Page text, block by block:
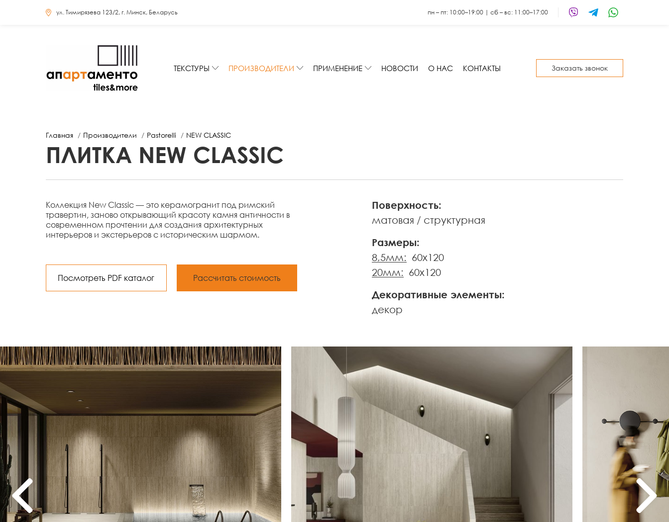
ул. Тимирязева 123/2, г. Минск, Беларусь пн – пт: 10:00–19:00 | сб – вс: 11:00–17:00
ТЕКСТУРЫ ПРОИЗВОДИТЕЛИ ПРИМЕНЕНИЕ НОВОСТИ О НАС КОНТАКТЫ Заказать звонок
Главная Производители Pastorelli NEW CLASSIC
ПЛИТКА NEW CLASSIC
Коллекция New Classic — это керамогранит под римский
травертин, заново открывающий красоту камня античности в
современном прочтении для создания архитектурных
интерьеров и экстерьеров с историческим шармом.
Посмотреть PDF каталог Рассчитать стоимость
Поверхность:
матовая
структурная
Размеры:
8,5мм: 60x120
20мм: 60x120
Декоративные элементы:
декор